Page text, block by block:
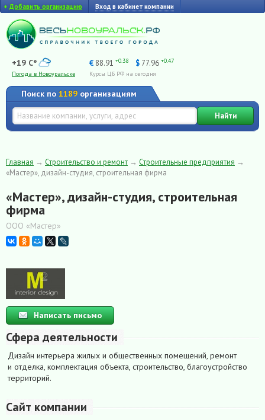
+ Добавить организацию Вход в кабинет компании
+19 C°
Погода в Новоуральске
€ 88.91 +0.38 $ 77.96 +0.47
Курсы ЦБ РФ на сегодня
Поиск по 1189 организациям
Найти
Главная → Строительство и ремонт → Строительные предприятия →
«Мастер», дизайн-студия, строительная фирма
«Мастер», дизайн-студия, строительная
фирма
ООО «Мастер»
Написать письмо
Сфера деятельности
Дизайн интерьера жилых и общественных помещений, ремонт
и отделка, комплектация объекта, строительство, благоустройство
территорий.
Сайт компании